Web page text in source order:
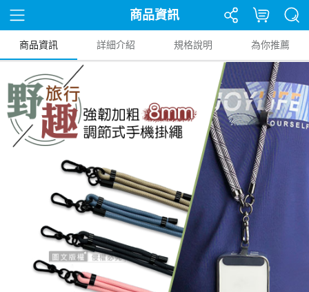
商品資訊
商品資訊 詳細介紹 規格說明 為你推薦